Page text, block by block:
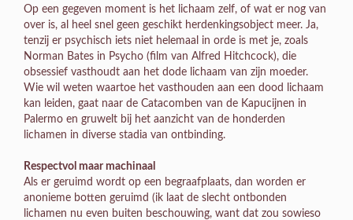
Op een gegeven moment is het lichaam zelf, of wat er nog van
over is, al heel snel geen geschikt herdenkingsobject meer. Ja,
tenzij er psychisch iets niet helemaal in orde is met je, zoals
Norman Bates in Psycho (film van Alfred Hitchcock), die
obsessief vasthoudt aan het dode lichaam van zijn moeder.
Wie wil weten waartoe het vasthouden aan een dood lichaam
kan leiden, gaat naar de Catacomben van de Kapucijnen in
Palermo en gruwelt bij het aanzicht van de honderden
lichamen in diverse stadia van ontbinding.
Respectvol maar machinaal
Als er geruimd wordt op een begraafplaats, dan worden er
anonieme botten geruimd (ik laat de slecht ontbonden
lichamen nu even buiten beschouwing, want dat zou sowieso